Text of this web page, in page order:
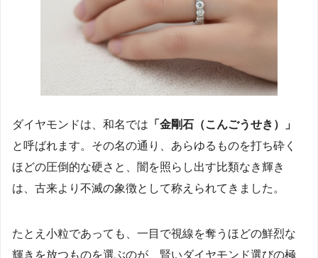
ダイヤモンドは、和名では 「金剛石（こんごうせき）」
と呼ばれます。その名の通り、あらゆるものを打ち砕く
ほどの圧倒的な硬さと、闇を照らし出す比類なき輝き
は、古来より不滅の象徴として称えられてきました。
たとえ小粒であっても、一目で視線を奪うほどの鮮烈な
輝きを放つものを選ぶのが、賢いダイヤモンド選びの極